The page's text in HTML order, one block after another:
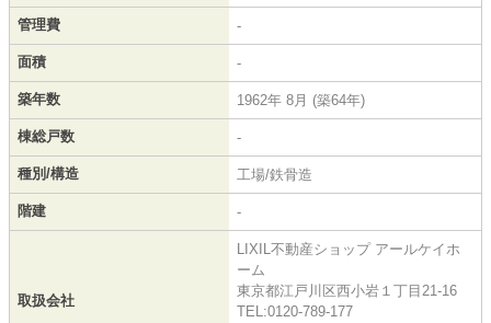
管理費 -
面積 -
築年数 1962年 8月 (築64年)
棟総戸数 -
種別/構造 工場/鉄骨造
階建 -
取扱会社
LIXIL不動産ショップ アールケイホ
ーム
東京都江戸川区西小岩１丁目21-16
TEL:0120-789-177